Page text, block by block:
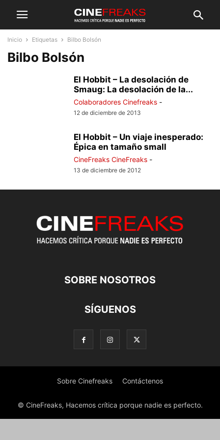
Inicio Etiquetas Bilbo Bolsón
Bilbo Bolsón
El Hobbit – La desolación de
Smaug: La desolación de la...
Colaboradores Cinefreaks -
12 de diciembre de 2013
El Hobbit – Un viaje inesperado:
Épica en tamaño small
CineFreaks CineFreaks -
13 de diciembre de 2012
SOBRE NOSOTROS
SÍGUENOS
Sobre Cinefreaks Contáctenos
© CineFreaks, Hacemos crítica porque nadie es perfecto.